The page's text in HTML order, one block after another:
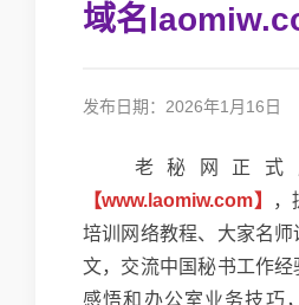
域名
发布日期：2026年1月16日
老秘网正式
【www.laomiw.com】
，
培训网络教程、大家名
文，交流中国秘书工作
感悟和办公室业务技巧